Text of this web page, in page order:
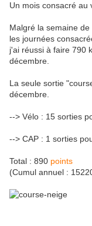
Un mois consacré au
Malgré la semaine
les journées
j'ai réussi à faire 790
décembre.
La seule sortie
décembre.
--> Vélo : 15 sorties
--> CAP : 1 sorties
Total : 890 points
(Cumul annuel :